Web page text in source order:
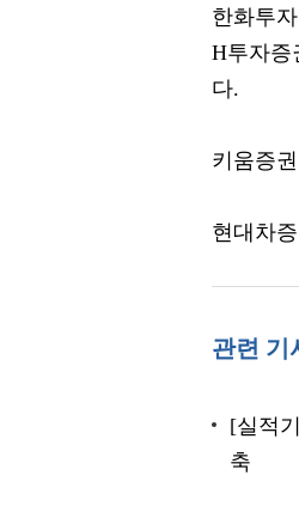
한화투
H투자증
다.
키움증
현대차
관련 기
[실적
축